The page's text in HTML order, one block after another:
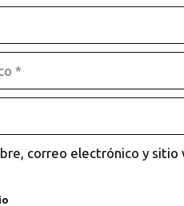
correo electrónico y